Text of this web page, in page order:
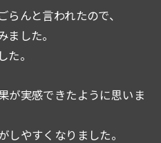
らんと言われたので、
ました。
た。
が実感できたように思いま
しやすくなりました。